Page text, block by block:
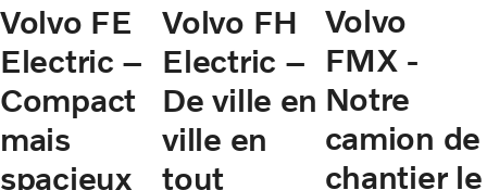
Volvo FE
Electric –
Compact
mais
spacieux
Volvo FH
Electric –
De ville en
ville en
tout
Volvo
FMX -
Notre
camion de
chantier le